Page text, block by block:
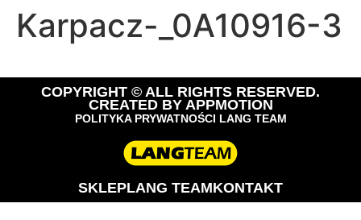
Karpacz-_0A10916-3
COPYRIGHT © ALL RIGHTS RESERVED.
CREATED BY APPMOTION
POLITYKA PRYWATNOŚCI LANG TEAM
SKLEPLANG TEAMKONTAKT